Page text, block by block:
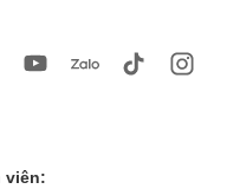
viên: